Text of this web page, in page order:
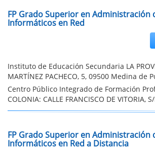
FP Grado Superior en Administración
Informáticos en Red
Instituto de Educación Secundaria LA
MARTÍNEZ PACHECO, 5, 09500 Medina de
Centro Público Integrado de Formación
COLONIA: CALLE FRANCISCO DE VITORIA,
FP Grado Superior en Administración
Informáticos en Red a Distancia